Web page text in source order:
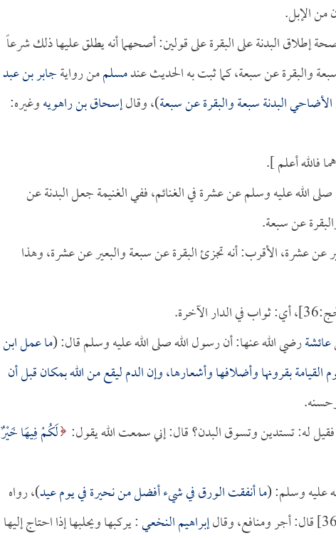
من الإبل.
إطلاق البدنة على البقرة على قولين: أصحهما أنه يطلق عليها ذلك شرعاً
والبقرة عن سبعة، كما ثبت به الحديث عندمسلممن روايةجابر بن عبد
البدنة سبعة والبقرة عن سبعة)، وقالإسحاق بن راهويهوغيره:
فالله أعلم ].
الله عليه وسلم عن عشرة في الغنائم، ففي الغنيمة جعل البدنة عن
عن سبعة.
عن عشرة، الأقرب: أنه تجزئ البقرة عن سبعة والبعير عن عشرة، وهذا
الآخرة.
عائشةرضي الله عنها: أن رسول الله صلى الله عليه وسلم قال: (ما عمل ابن
بقرونها وأضلافها وأشعارها، وإن الدم ليقع من الله بمكان قبل أن
له: تستدين وتسوق البدن؟ قال: إني سمعت الله يقول: لَكُمْ فِيهَا خَيْرٌ
عليه وسلم: (ما أنفقت الورق في شيء أفضل من نحيرة في يوم عيد)، رواه
إبراهيم النخعي: يركبها ويحلبها إذا احتاج إليها